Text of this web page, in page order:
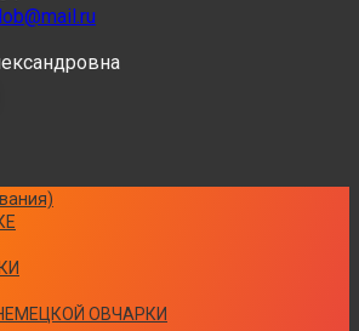
ОВЧАРКИ